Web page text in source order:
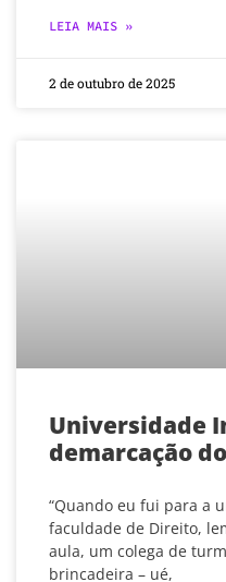
LEIA MAIS »
2 de outubro de 2025
Universidade
demarcação
“Quando eu fui para a
faculdade de Direito,
aula, um colega de
brincadeira – ué,